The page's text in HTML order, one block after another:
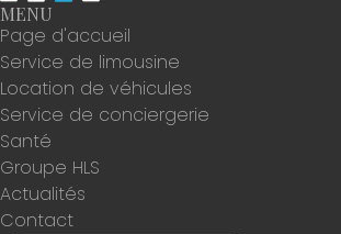
MENU
Page d'accueil
Service de limousine
Location de véhicules
Service de conciergerie
Santé
Groupe HLS
Actualités
Contact